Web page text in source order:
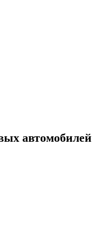
автомобилей